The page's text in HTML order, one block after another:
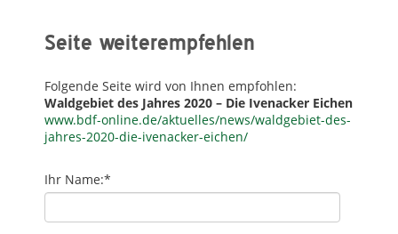
Seite weiterempfehlen
Folgende Seite wird von Ihnen empfohlen:
Waldgebiet des Jahres 2020 – Die Ivenacker Eichen
www.bdf-online.de/aktuelles/news/waldgebiet-des-
jahres-2020-die-ivenacker-eichen/
Ihr Name:*